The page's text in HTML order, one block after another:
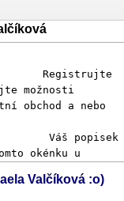
Valčíková :o)